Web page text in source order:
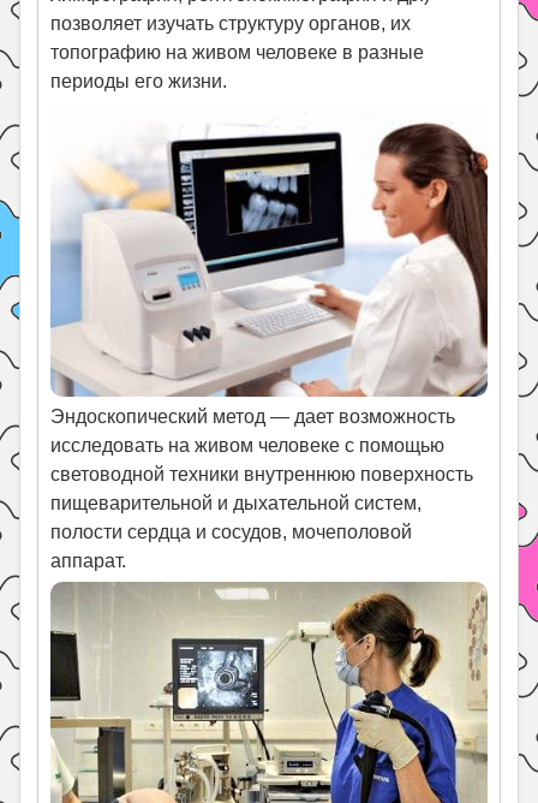
позволяет изучать структуру органов, их
топографию на живом человеке в разные
периоды его жизни.
Эндоскопический метод — дает возможность
исследовать на живом человеке с помощью
световодной техники внутреннюю поверхность
пищеварительной и дыхательной систем,
полости сердца и сосудов, мочеполовой
аппарат.